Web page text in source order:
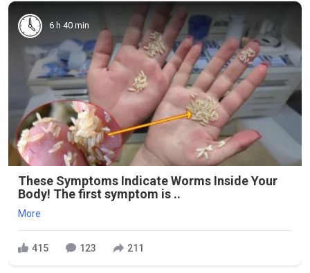
6 h 40 min
These Symptoms Indicate Worms Inside Your
Body! The first symptom is ..
More
415 123 211